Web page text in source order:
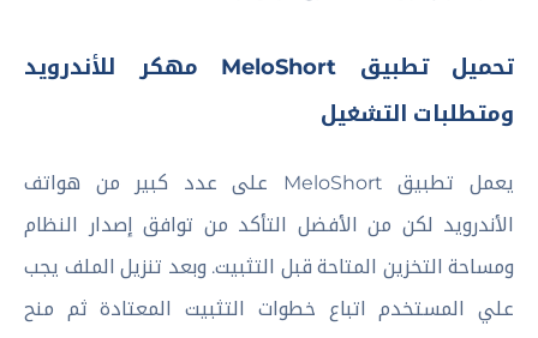
تحميل تطبيق MeloShort مهكر للأندرويد
ومتطلبات التشغيل
يعمل تطبيق MeloShort على عدد كبير من هواتف
الأندرويد لكن من الأفضل التأكد من توافق إصدار النظام
ومساحة التخزين المتاحة قبل التثبيت. وبعد تنزيل الملف يجب
علي المستخدم اتباع خطوات التثبيت المعتادة ثم منح